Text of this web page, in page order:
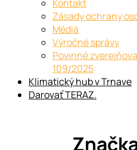
Kontakt
Zásady ochrany
Médiá
Výročné správy
Povinné
109/2025
Klimatický hub v Trnave
Darovať TERAZ.